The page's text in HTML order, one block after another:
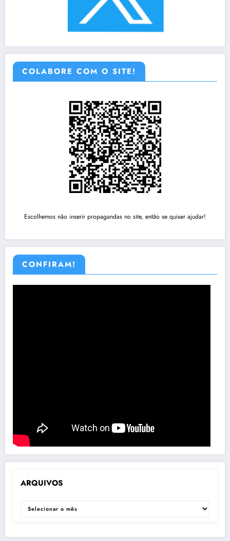
COLABORE COM O SITE!
Escolhemos não inserir propagandas no site, então se quiser ajudar!
CONFIRAM!
ARQUIVOS
ARQUIVOS